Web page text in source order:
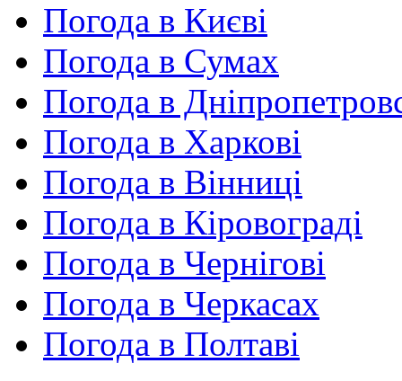
Погода в Києві
Погода в Сумах
Погода в
Погода в Харкові
Погода в Вінниці
Погода в Кіровограді
Погода в Чернігові
Погода в Черкасах
Погода в Полтаві